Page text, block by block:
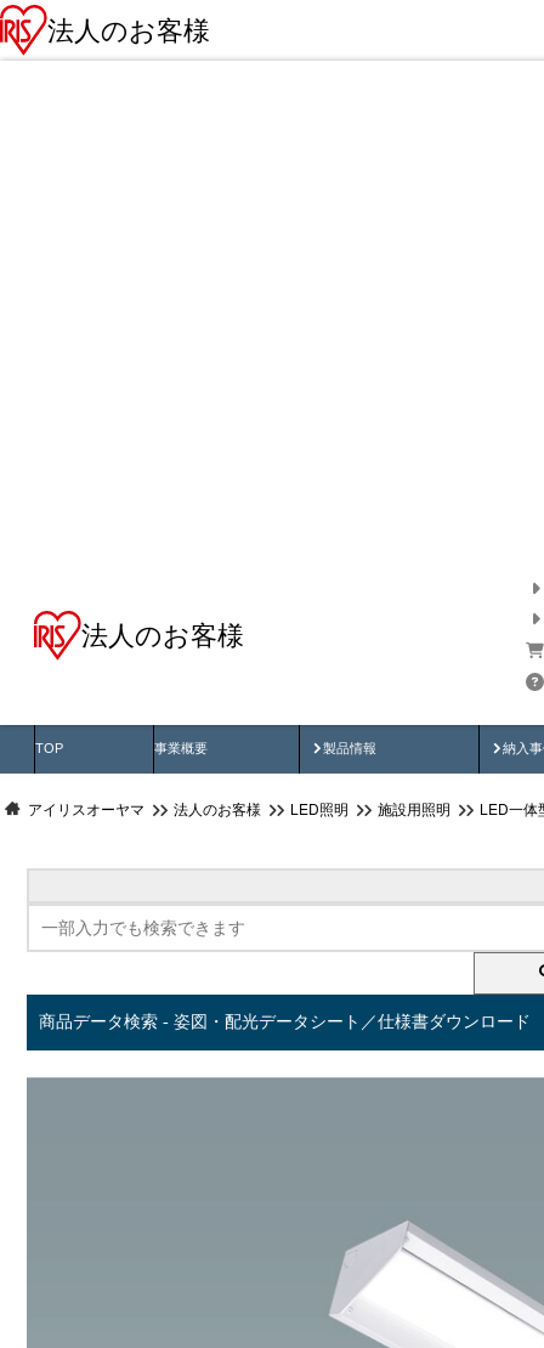
法人のお客様
法人のお客様
TOP 事業概要 製品情報
製品動画 納入
納
アイリスオーヤマ 法人のお客様 LED照明 施設用照明 LED一体
商品データ検索 - 姿図・配光データシート／仕様書ダウンロード